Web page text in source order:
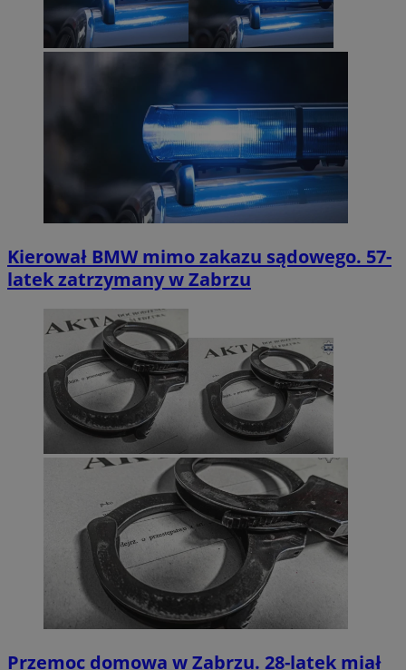
Kierował BMW mimo zakazu sądowego. 57-
latek zatrzymany w Zabrzu
Przemoc domowa w Zabrzu. 28-latek miał